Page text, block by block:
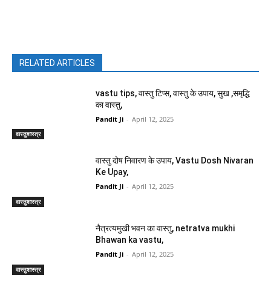
RELATED ARTICLES
वास्तुशास्त्र
vastu tips, वास्तु टिप्स, वास्तु के उपाय, सुख ,समृद्धि
का वास्तु,
Pandit Ji - April 12, 2025
वास्तुशास्त्र
वास्तु दोष निवारण के उपाय, Vastu Dosh Nivaran
Ke Upay,
Pandit Ji - April 12, 2025
वास्तुशास्त्र
नैत्रत्यमुखी भवन का वास्तु, netratva mukhi
Bhawan ka vastu,
Pandit Ji - April 12, 2025